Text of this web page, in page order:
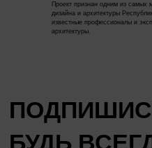
Проект признан одним из
дизайна и архитектуры
известные профессионалы и
архитектуры.
БУДЬ ВСЕГДА В